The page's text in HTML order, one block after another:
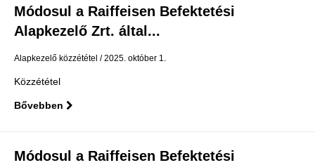
Módosul a Raiffeisen Befektetési
Alapkezelő Zrt. által...
Alapkezelő közzététel 2025. október 1.
Közzététel
Bővebben
Módosul a Raiffeisen Befektetési